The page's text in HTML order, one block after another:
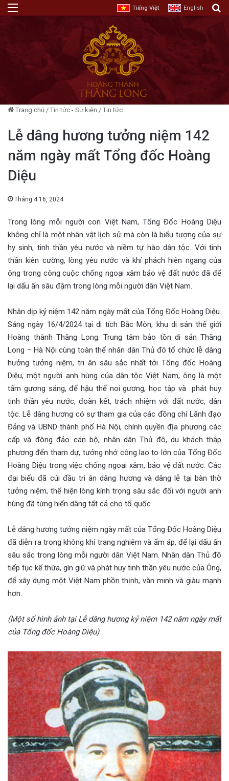
Tiếng Việt English
Trang chủ / Tin tức - Sự kiện / Tin tức
Lễ dâng hương tưởng niệm 142
năm ngày mất Tổng đốc Hoàng
Diệu
Tháng 4 16, 2024
Trong lòng mỗi người con Việt Nam, Tổng Đốc Hoàng Diệu
không chỉ là một nhân vật lịch sử mà còn là biểu tượng của sự
hy sinh, tinh thần yêu nước và niềm tự hào dân tộc. Với tinh
thần kiên cường, lòng yêu nước và khí phách hiên ngang của
ông trong công cuộc chống ngoại xâm bảo vệ đất nước đã để
lại dấu ấn sâu đậm trong lòng mỗi người dân Việt Nam.
Nhân dịp kỷ niệm 142 năm ngày mất của Tổng Đốc Hoàng Diệu.
Sáng ngày 16/4/2024 tại di tích Bắc Môn, khu di sản thế giới
Hoàng thành Thăng Long. Trung tâm bảo tồn di sản Thăng
Long – Hà Nội cùng toàn thể nhân dân Thủ đô tổ chức lễ dâng
hưởng tưởng niệm, tri ân sâu sắc nhất tới Tổng đốc Hoàng
Diệu, một người anh hùng của dân tộc Việt Nam, ông là một
tấm gương sáng, để hậu thế noi gương, học tập và phát huy
tinh thần yêu nước, đoàn kết, trách nhiệm với đất nước, dân
tộc. Lễ dâng hương có sự tham gia của các đồng chí Lãnh đạo
Đảng và UBND thành phố Hà Nội, chính quyền địa phương các
cấp và đông đảo cán bộ, nhân dân Thủ đô, du khách thập
phương đến tham dự, tưởng nhớ công lao to lớn của Tổng Đốc
Hoàng Diệu trong việc chống ngoại xâm, bảo vệ đất nước. Các
đại biểu đã cúi đầu tri ân dâng hương và dâng lễ tại bàn thờ
tưởng niệm, thể hiện lòng kính trọng sâu sắc đối với người anh
hùng đã từng hiến dâng tất cả cho tổ quốc
Lễ dâng hương tưởng niệm ngày mất của Tổng Đốc Hoàng Diệu
đã diễn ra trong không khí trang nghiêm và ấm áp, để lại dấu ấn
sâu sắc trong lòng mỗi người dân Việt Nam. Nhân dân Thủ đô
tiếp tục kế thừa, gìn giữ và phát huy tinh thần yêu nước của Ông,
để xây dựng một Việt Nam phồn thịnh, văn minh và giàu mạnh
hơn.
(Một số hình ảnh tại Lễ dâng hương kỷ niệm 142 năm ngày mất
của Tổng đốc Hoàng Diệu)